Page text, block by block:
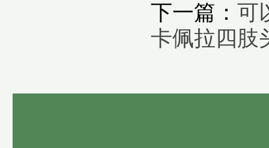
下一篇： 可
卡佩拉四肢